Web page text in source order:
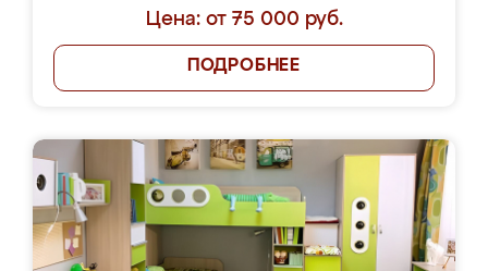
Цена: от 75 000 руб.
ПОДРОБНЕЕ